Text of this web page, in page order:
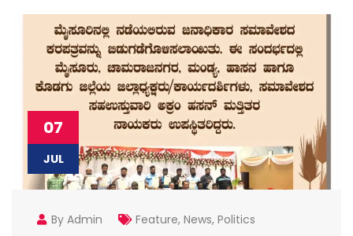
07
JUL
By Admin Feature, News, Politics